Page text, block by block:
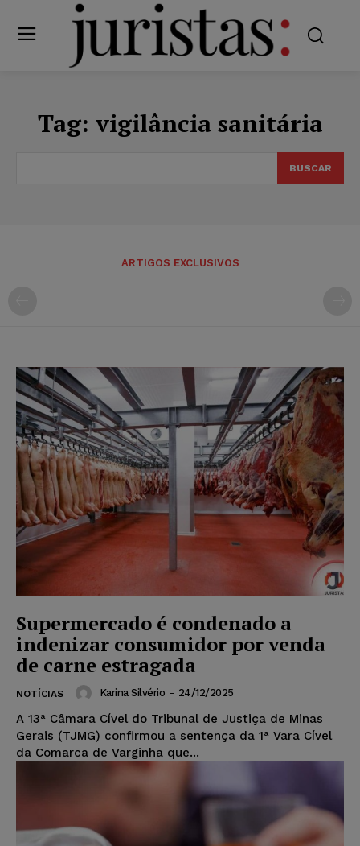
Tag: vigilância sanitária
BUSCAR
ARTIGOS EXCLUSIVOS
Supermercado é condenado a
indenizar consumidor por venda
de carne estragada
NOTÍCIAS Karina Silvério - 24/12/2025
A 13ª Câmara Cível do Tribunal de Justiça de Minas
Gerais (TJMG) confirmou a sentença da 1ª Vara Cível
da Comarca de Varginha que...